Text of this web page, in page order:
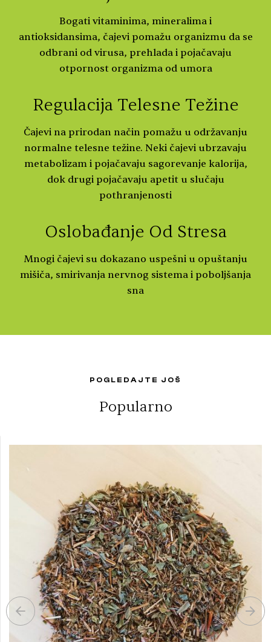
Bogati vitaminima, mineralima i
antioksidansima, čajevi pomažu organizmu da se
odbrani od virusa, prehlada i pojačavaju
otpornost organizma od umora
Regulacija Telesne Težine
Čajevi na prirodan način pomažu u održavanju
normalne telesne težine. Neki čajevi ubrzavaju
metabolizam i pojačavaju sagorevanje kalorija,
dok drugi pojačavaju apetit u slučaju
pothranjenosti
Oslobađanje Od Stresa
Mnogi čajevi su dokazano uspešni u opuštanju
mišiča, smirivanja nervnog sistema i poboljšanja
sna
POGLEDAJTE JOŠ
Popularno